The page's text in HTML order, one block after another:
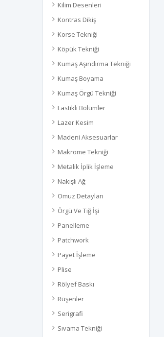
Kilim Desenleri
Kontras Dikiş
Korse Tekniği
Köpük Tekniği
Kumaş Aşındırma Tekniği
Kumaş Boyama
Kumaş Örgü Tekniği
Lastikli Bölümler
Lazer Kesim
Madeni Aksesuarlar
Makrome Tekniği
Metalik İplik İşleme
Nakışlı Ağ
Omuz Detayları
Örgü Ve Tığ İşi
Panelleme
Patchwork
Payet İşleme
Plise
Rölyef Baskı
Rüşenler
Serigrafi
Sıvama Tekniği